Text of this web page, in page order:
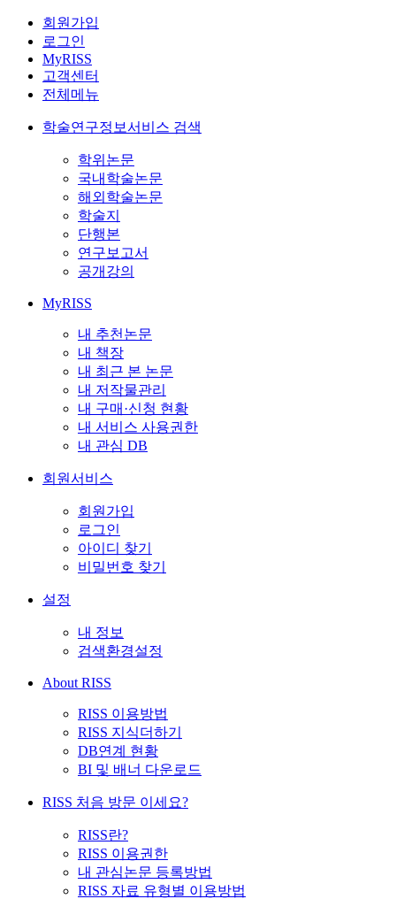
회원가입
로그인
MyRISS
고객센터
전체메뉴
학술연구정보서비스 검색
학위논문
국내학술논문
해외학술논문
학술지
단행본
연구보고서
공개강의
MyRISS
내 추천논문
내 책장
내 최근 본 논문
내 저작물관리
내 구매·신청 현황
내 서비스 사용권한
내 관심 DB
회원서비스
회원가입
로그인
아이디 찾기
비밀번호 찾기
설정
내 정보
검색환경설정
About RISS
RISS 이용방법
RISS 지식더하기
DB연계 현황
BI 및 배너 다운로드
RISS 처음 방문 이세요?
RISS란?
RISS 이용권한
내 관심논문 등록방법
RISS 자료 유형별 이용방법